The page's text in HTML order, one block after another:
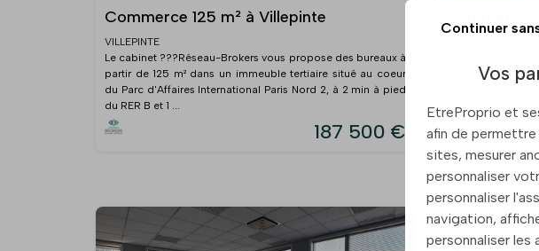
Commerce 125 m² à Villepinte
VILLEPINTE
Le cabinet ???Réseau-Brokers vous propose des bureaux à
partir de 125 m² dans un immeuble tertiaire situé au coeur
du Parc d'Affaires International Paris Nord 2, à 2 min à pied
du RER B et 1 ...
187 500 €
Villepinte(93) au
pieds du Parc des
Continuer
Vos
EtreProprio et
afin de
sites, mesurer
personnaliser
personnaliser
navigation,
personnaliser les